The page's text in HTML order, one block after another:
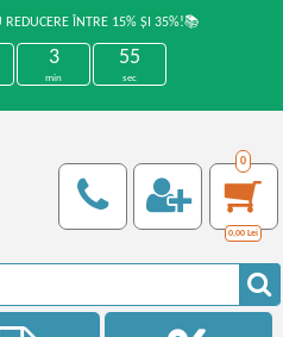
REDUCERE ÎNTRE 15% ȘI 35%!📚
3
min
54
sec
0
0,00 Lei